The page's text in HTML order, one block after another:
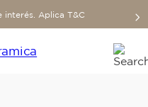
interés. Aplica T&C